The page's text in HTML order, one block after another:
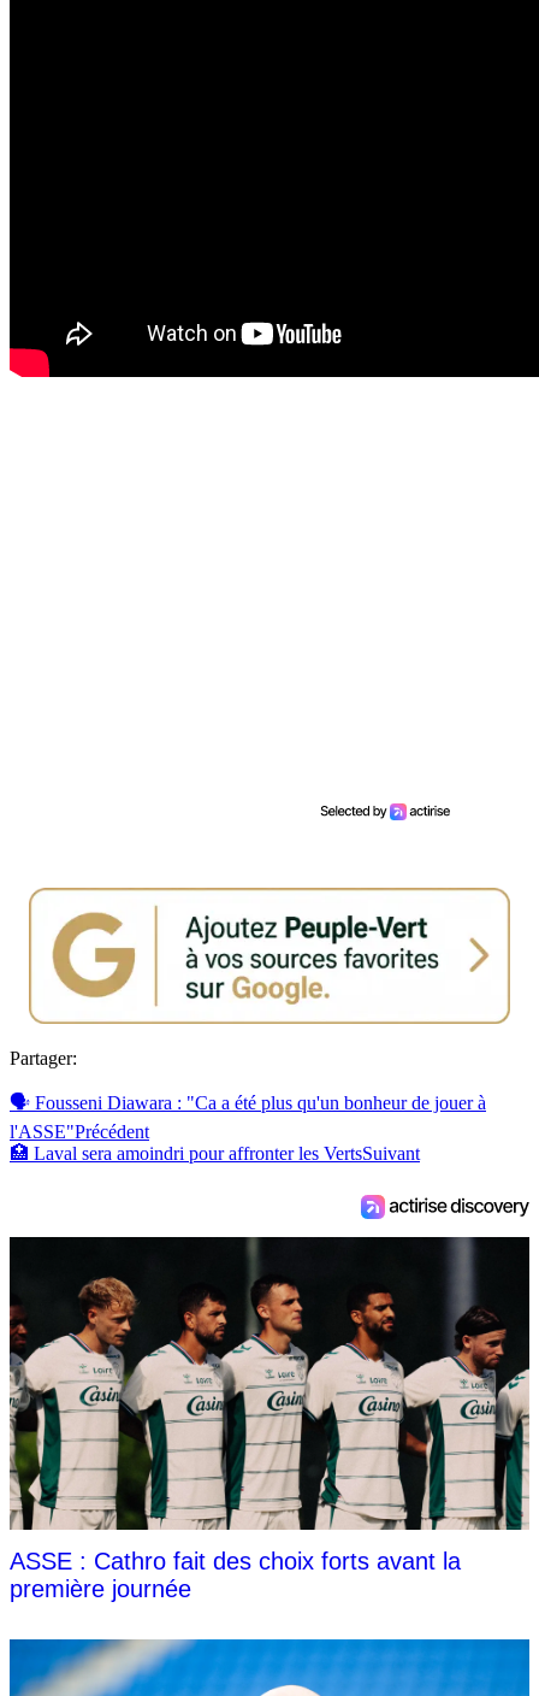
Partager:
🗣️ Fousseni Diawara : "Ca a été plus qu'un bonheur de jouer à
l'ASSE"Précédent
🏥 Laval sera amoindri pour affronter les VertsSuivant
ASSE : Cathro fait des choix forts avant la
première journée